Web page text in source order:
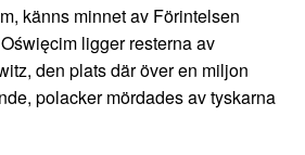
känns minnet av Förintelsen
ligger resterna av
den plats där över en miljon
polacker mördades av tyskarna